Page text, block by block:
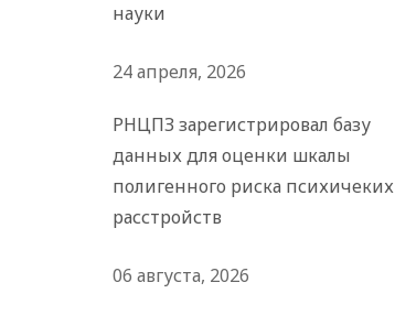
науки
24 апреля, 2026
РНЦПЗ зарегистрировал базу
данных для оценки шкалы
полигенного риска психичеких
расстройств
06 августа, 2026